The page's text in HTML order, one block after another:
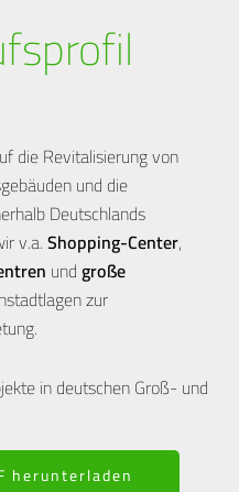
die Revitalisierung von
und die
Deutschlands
v.a.Shopping-Center,
undgroße
zur
in deutschen Groß- und
herunterladen